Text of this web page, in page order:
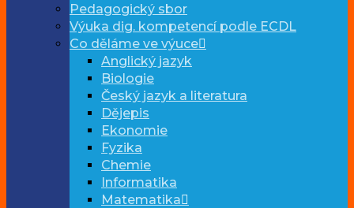
Pedagogický sbor
Výuka dig. kompetencí podle ECDL
Co děláme ve výuce
Anglický jazyk
Biologie
Český jazyk a literatura
Dějepis
Ekonomie
Fyzika
Chemie
Informatika
Matematika